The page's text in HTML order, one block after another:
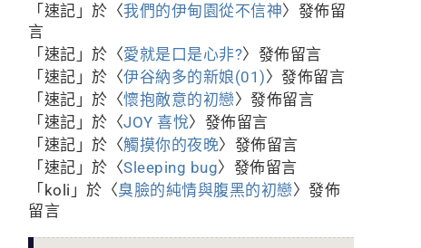
「速記 」於〈我們的伊甸園從不信神〉發佈留
言
「速記 」於〈愛就是口是心非?〉發佈留言
「速記 」於〈伊谷納多的新娘(01)〉發佈留言
「速記 」於〈懷抱敵意的初戀〉發佈留言
「速記 」於〈JOY 喜悅〉發佈留言
「速記 」於〈觸摸你的夜晚〉發佈留言
「速記 」於〈Sleeping bug〉發佈留言
「koli 」於〈臭臉的純情與腹黑的初戀〉發佈
留言